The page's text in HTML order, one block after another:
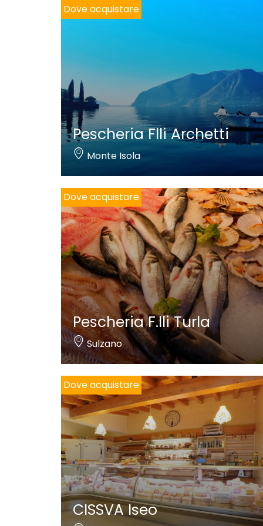
Dove acquistare
Pescheria Flli Archetti
Monte Isola
Dove acquistare
Pescheria F.lli Turla
Sulzano
Dove acquistare
CISSVA Iseo